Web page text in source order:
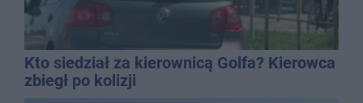
Kto siedział za kierownicą Golfa? Kierowca
zbiegł po kolizji